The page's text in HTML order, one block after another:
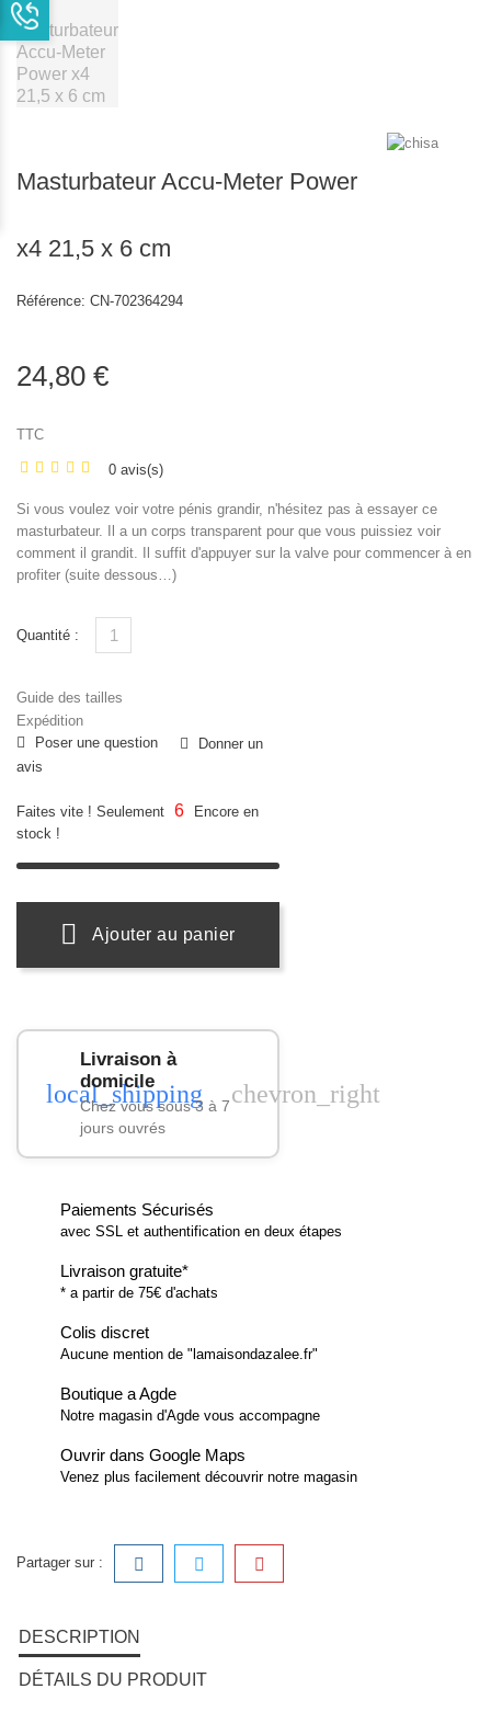
Masturbateur Accu-Meter Power
x4 21,5 x 6 cm
Référence: CN-702364294
24,80 €
TTC
0 avis(s)
Si vous voulez voir votre pénis grandir, n'hésitez pas à essayer ce
masturbateur. Il a un corps transparent pour que vous puissiez voir
comment il grandit. Il suffit d'appuyer sur la valve pour commencer à en
profiter (suite dessous…)
Quantité :
Guide des tailles
Expédition
Poser une question
Donner un
avis
Faites vite ! Seulement 6
Encore en
stock !
Ajouter au panier
local_shipping
Livraison à
domicile
Chez vous sous 3 à 7
jours ouvrés
chevron_right
Paiements Sécurisés
avec SSL et authentification en deux étapes
Livraison gratuite*
* a partir de 75€ d'achats
Colis discret
Aucune mention de "lamaisondazalee.fr"
Boutique a Agde
Notre magasin d'Agde vous accompagne
Ouvrir dans Google Maps
Venez plus facilement découvrir notre magasin
Partager sur :
DESCRIPTION
DÉTAILS DU PRODUIT